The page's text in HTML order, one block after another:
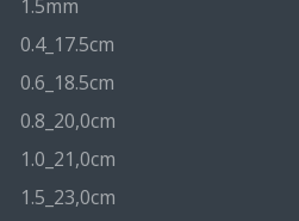
1.5mm
0.4_17.5cm
0.6_18.5cm
0.8_20,0cm
1.0_21,0cm
1.5_23,0cm